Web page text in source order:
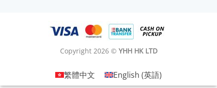
Copyright 2026 © YHH HK LTD
繁體中文 English (英語)